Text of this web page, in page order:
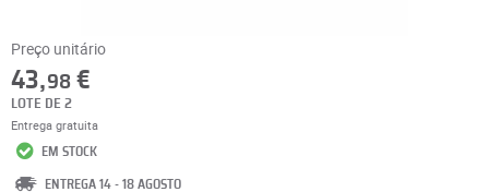
Preço unitário
43,98 €
LOTE DE 2
Entrega gratuita
EM STOCK
ENTREGA 14 - 18 AGOSTO